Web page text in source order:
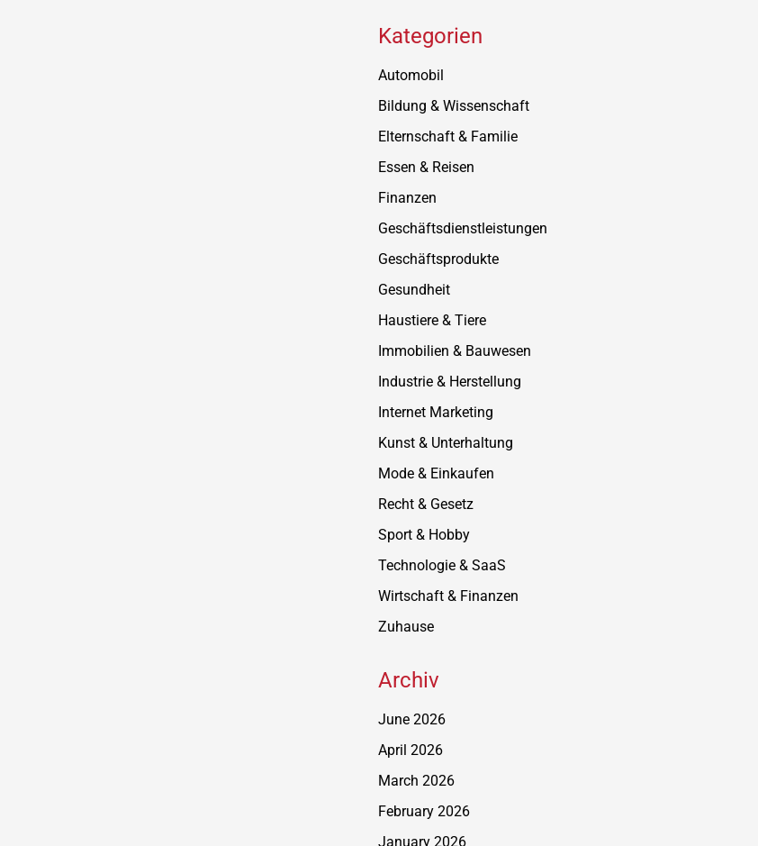
Kategorien
Automobil
Bildung & Wissenschaft
Elternschaft & Familie
Essen & Reisen
Finanzen
Geschäftsdienstleistungen
Geschäftsprodukte
Gesundheit
Haustiere & Tiere
Immobilien & Bauwesen
Industrie & Herstellung
Internet Marketing
Kunst & Unterhaltung
Mode & Einkaufen
Recht & Gesetz
Sport & Hobby
Technologie & SaaS
Wirtschaft & Finanzen
Zuhause
Archiv
June 2026
April 2026
March 2026
February 2026
January 2026